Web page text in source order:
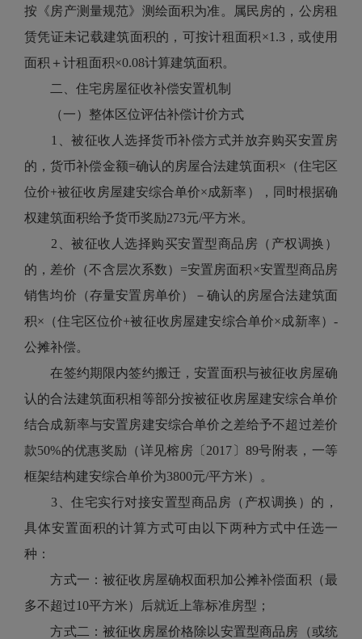
按《房产测量规范》测绘面积为准。属民房的，公房租
赁凭证未记载建筑面积的，可按计租面积×1.3，或使用
面积＋计租面积×0.08计算建筑面积。
二、住宅房屋征收补偿安置机制
（一）整体区位评估补偿计价方式
1、被征收人选择货币补偿方式并放弃购买安置房
的，货币补偿金额=确认的房屋合法建筑面积×（住宅区
位价+被征收房屋建安综合单价×成新率），同时根据确
权建筑面积给予货币奖励273元/平方米。
2、被征收人选择购买安置型商品房（产权调换）
的，差价（不含层次系数）=安置房面积×安置型商品房
销售均价（存量安置房单价）－确认的房屋合法建筑面
积×（住宅区位价+被征收房屋建安综合单价×成新率）-
公摊补偿。
在签约期限内签约搬迁，安置面积与被征收房屋确
认的合法建筑面积相等部分按被征收房屋建安综合单价
结合成新率与安置房建安综合单价之差给予不超过差价
款50%的优惠奖励（详见榕房〔2017〕89号附表，一等
框架结构建安综合单价为3800元/平方米）。
3、住宅实行对接安置型商品房（产权调换）的，
具体安置面积的计算方式可由以下两种方式中任选一
种：
方式一：被征收房屋确权面积加公摊补偿面积（最
多不超过10平方米）后就近上靠标准房型；
方式二：被征收房屋价格除以安置型商品房（或统